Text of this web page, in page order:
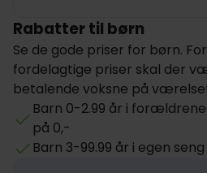
Rabatter til børn
Se de gode priser for børn.
fordelagtige priser skal der
betalende voksne på
Barn 0-2.99 år i
på 0,-
Barn 3-99.99 år i egen